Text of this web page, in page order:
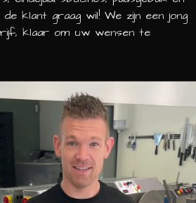
klant graag wil! We zijn een jong
klaar om uw wensen te